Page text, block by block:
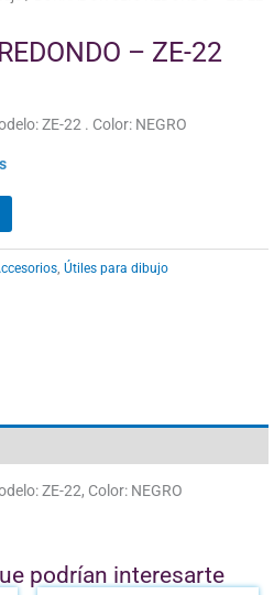
– ZE-22
ZE-22 . Color: NEGRO
, Útiles para dibujo
ZE-22, Color: NEGRO
podrían interesarte